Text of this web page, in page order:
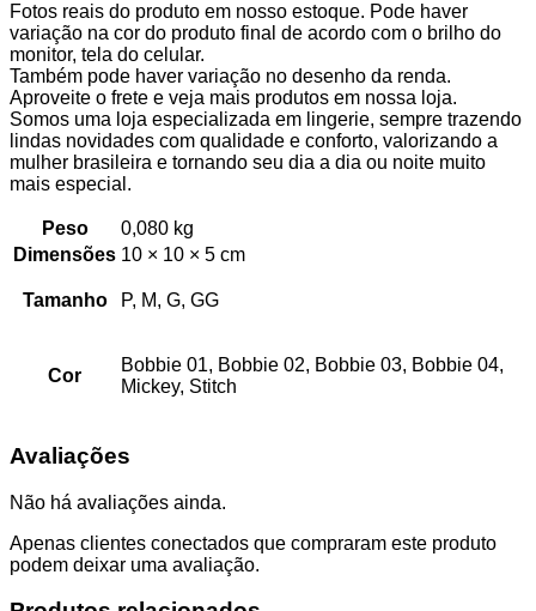
Fotos reais do produto em nosso estoque. Pode haver
variação na cor do produto final de acordo com o brilho do
monitor, tela do celular.
Também pode haver variação no desenho da renda.
Aproveite o frete e veja mais produtos em nossa loja.
Somos uma loja especializada em lingerie, sempre trazendo
lindas novidades com qualidade e conforto, valorizando a
mulher brasileira e tornando seu dia a dia ou noite muito
mais especial.
Peso
0,080 kg
Dimensões 10 × 10 × 5 cm
Tamanho P, M, G, GG
Cor
Bobbie 01, Bobbie 02, Bobbie 03, Bobbie 04,
Mickey, Stitch
Avaliações
Não há avaliações ainda.
Apenas clientes conectados que compraram este produto
podem deixar uma avaliação.